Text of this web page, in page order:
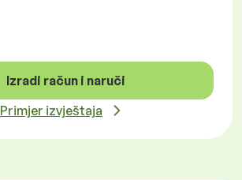
Izradi račun i naruči
Primjer izvještaja